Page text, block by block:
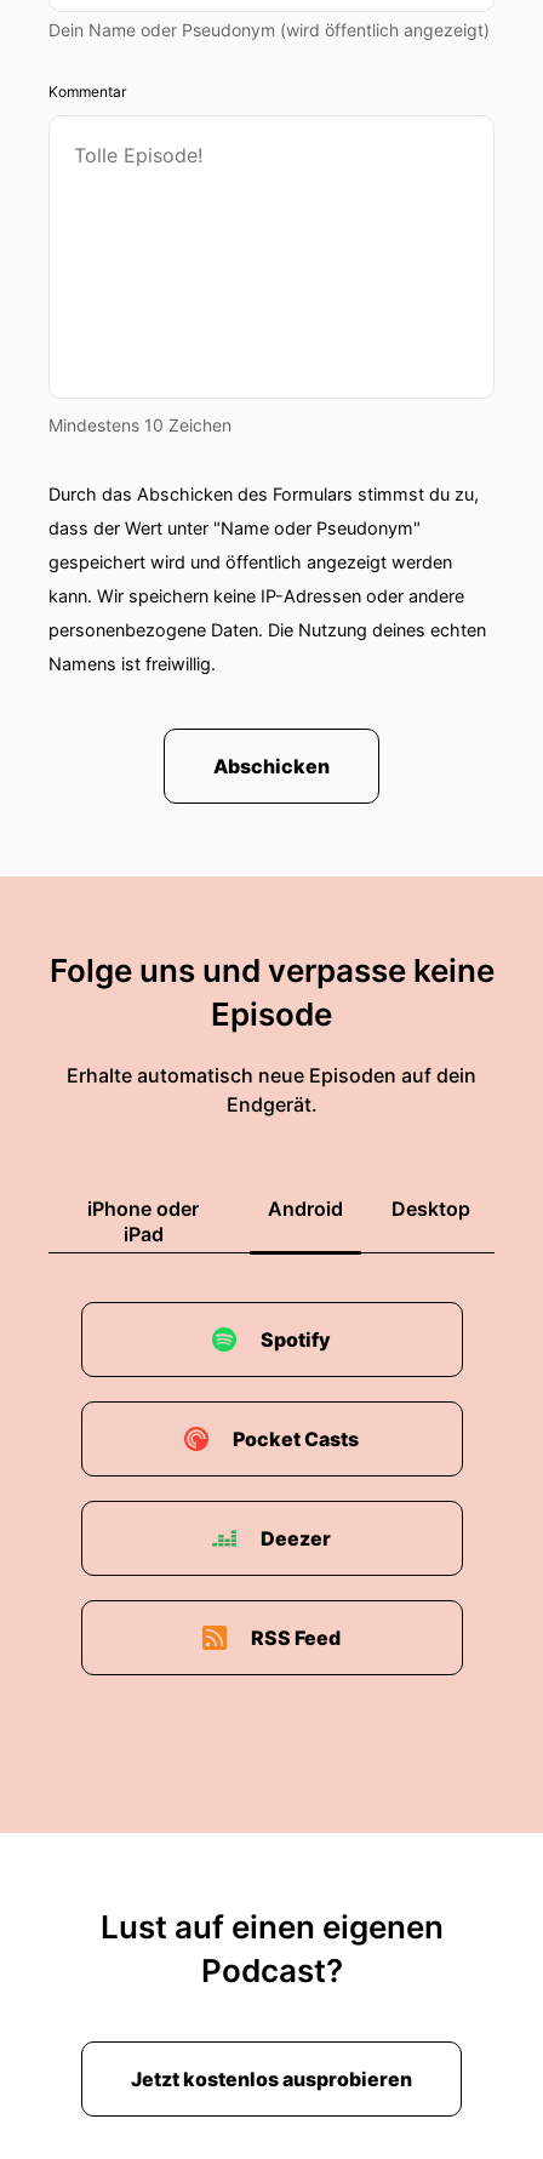
Dein Name oder Pseudonym (wird öffentlich angezeigt)
Kommentar
Mindestens 10 Zeichen
Durch das Abschicken des Formulars stimmst du zu,
dass der Wert unter "Name oder Pseudonym"
gespeichert wird und öffentlich angezeigt werden
kann. Wir speichern keine IP-Adressen oder andere
personenbezogene Daten. Die Nutzung deines echten
Namens ist freiwillig.
Abschicken
Folge uns und verpasse keine
Episode
Erhalte automatisch neue Episoden auf dein
Endgerät.
iPhone oder
iPad
Android Desktop
Spotify
Pocket Casts
Deezer
RSS Feed
Lust auf einen eigenen
Podcast?
Jetzt kostenlos ausprobieren